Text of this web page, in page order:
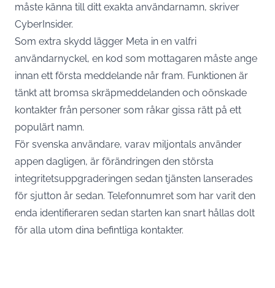
måste känna till ditt exakta användarnamn, skriver
CyberInsider.
Som extra skydd lägger Meta in en valfri
användarnyckel, en kod som mottagaren måste ange
innan ett första meddelande når fram. Funktionen är
tänkt att bromsa skräpmeddelanden och oönskade
kontakter från personer som råkar gissa rätt på ett
populärt namn.
För svenska användare, varav miljontals använder
appen dagligen, är förändringen den största
integritetsuppgraderingen sedan tjänsten lanserades
för sjutton år sedan. Telefonnumret som har varit den
enda identifieraren sedan starten kan snart hållas dolt
för alla utom dina befintliga kontakter.